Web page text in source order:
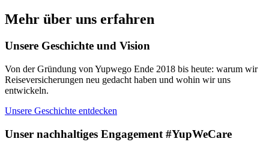
Mehr über uns erfahren
Unsere Geschichte und Vision
Von der Gründung von Yupwego Ende 2018 bis heute: warum wir
Reiseversicherungen neu gedacht haben und wohin wir uns
entwickeln.
Unsere Geschichte entdecken
Unser nachhaltiges Engagement #YupWeCare